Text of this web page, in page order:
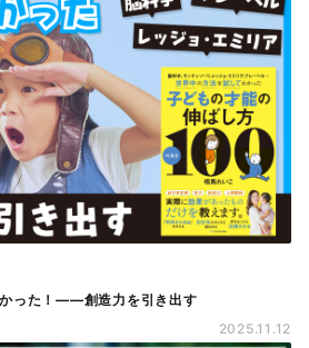
った！――創造力を引き出す
2025.11.12